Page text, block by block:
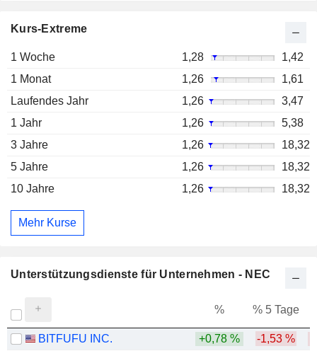
Kurs-Extreme
1 Woche 1,28
1,42
1 Monat
1,26
1,61
Laufendes Jahr
1,26
3,47
1 Jahr
1,26
5,38
3 Jahre
1,26
18,32
5 Jahre
1,26
18,32
10 Jahre
1,26 18,32
Mehr Kurse
Unterstützungsdienste für Unternehmen - NEC
% % 5 Tage
BITFUFU INC. +0,78 % -1,53 %